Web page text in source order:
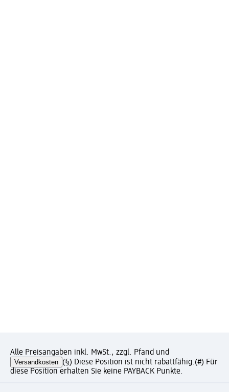
Alle Preisangaben inkl. MwSt., zzgl. Pfand und
Versandkosten (§) Diese Position ist nicht rabattfähig.(#) Für
diese Position erhalten Sie keine PAYBACK Punkte.